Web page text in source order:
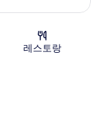
레스토랑